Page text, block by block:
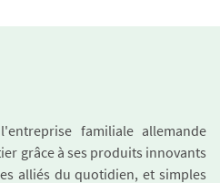
familiale allemande
grâce à ses produits innovants
alliés du quotidien, et simples